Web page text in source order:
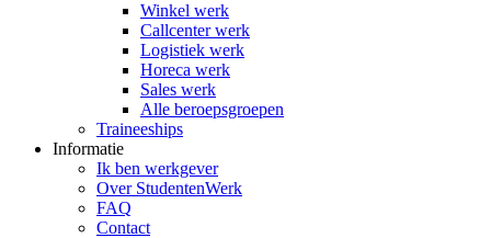
Winkel werk
Callcenter werk
Logistiek werk
Horeca werk
Sales werk
Alle beroepsgroepen
Traineeships
Informatie
Ik ben werkgever
Over StudentenWerk
FAQ
Contact